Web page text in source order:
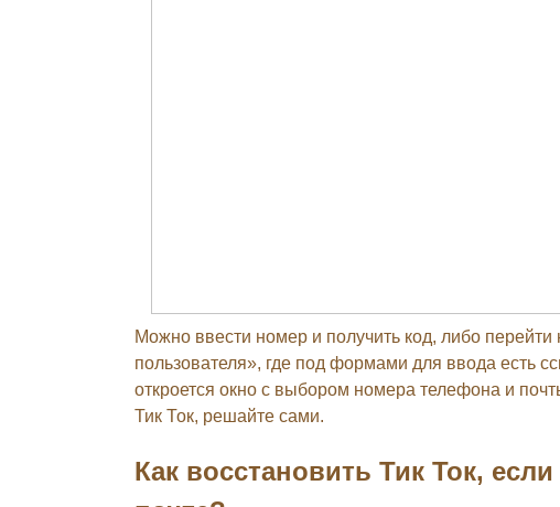
Можно ввести номер и получить код, либо
пользователя», где под формами для ввода есть
откроется окно с выбором номера телефона и
Тик Ток, решайте сами.
Как восстановить Тик Ток,